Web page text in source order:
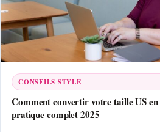
CONSEILS STYLE
Comment convertir votre taille US
pratique complet 2025